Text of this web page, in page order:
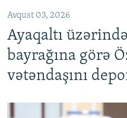
Avqust 03, 2026
Ayaqaltı
bayrağına görə
vətəndaşını